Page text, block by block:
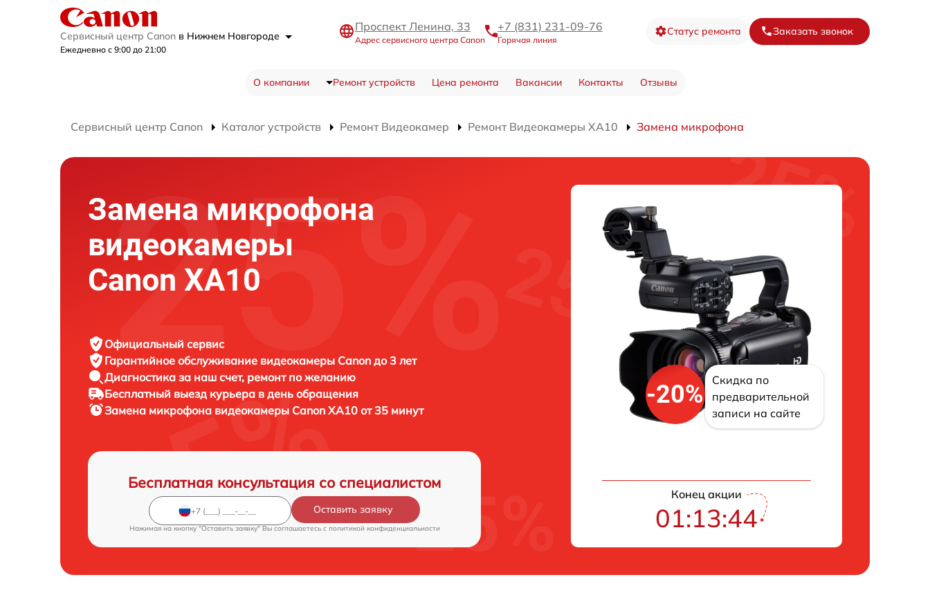
Сервисный центр Canon в Нижнем Новгороде
Ежедневно с 9:00 до 21:00
Проспект Ленина, 33
Адрес сервисного центра Canon
+7 (831) 231-09-76
Горячая линия
Статус ремонта Заказать звонок
О компании Ремонт устройств Цена ремонта Вакансии Контакты Отзывы
Сервисный центр Canon Каталог устройств Ремонт Видеокамер Ремонт Видеокамеры XA10 Замена микрофона
Замена микрофона
видеокамеры
Canon XA10
Официальный сервис
Гарантийное обслуживание видеокамеры Canon до 3 лет
Диагностика за наш счет, ремонт по желанию
Бесплатный выезд курьера в день обращения
Замена микрофона видеокамеры Canon XA10 от 35 минут
Бесплатная консультация со специалистом
Оставить заявку
Нажимая на кнопку "Оставить заявку" Вы соглашаетесь c политикой конфиденциальности
-20%
Скидка по
предварительной
записи на сайте
Конец акции
01:13:43